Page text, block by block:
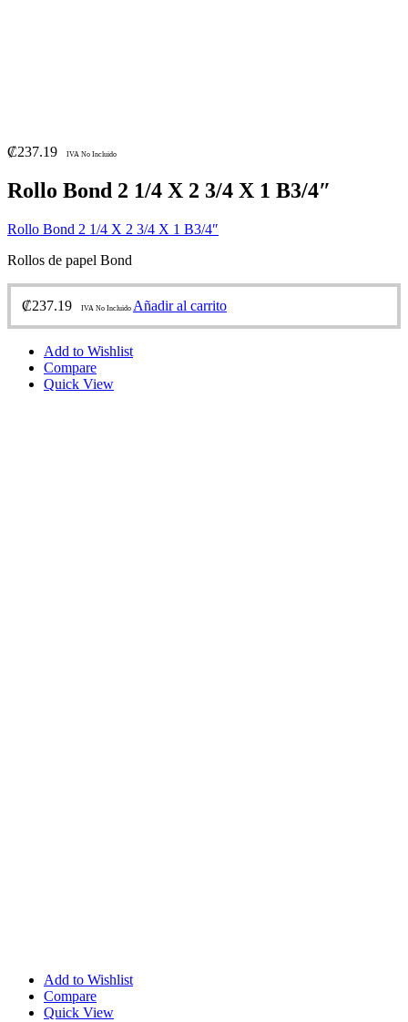
₡237.19 IVA No Incluido
Rollo Bond 2 1/4 X 2 3/4 X 1 B3/4″
Rollo Bond 2 1/4 X 2 3/4 X 1 B3/4″
Rollos de papel Bond
₡237.19 IVA No Incluido Añadir al carrito
Add to Wishlist
Compare
Quick View
Add to Wishlist
Compare
Quick View